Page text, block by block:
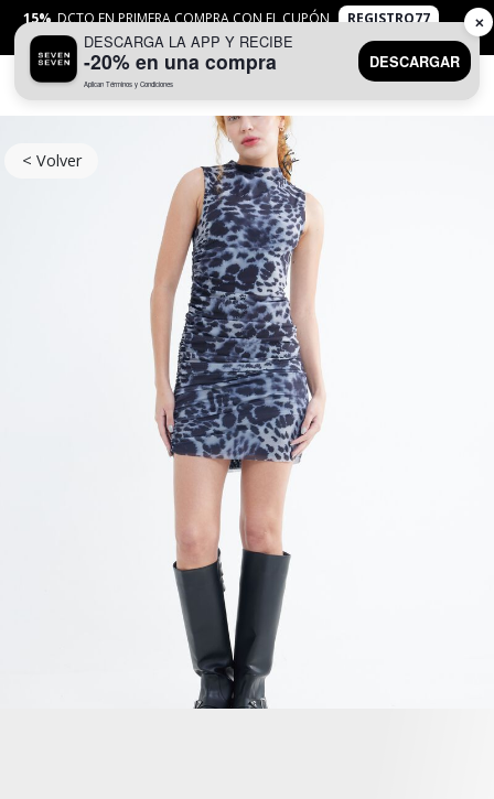
15% DCTO EN PRIMERA COMPRA CON EL CUPÓN
REGISTRO77
APLICANTYC
< Volver
DESCARGA LA APP Y RECIBE
-20% en una compra
Aplican Términos y Condiciones
DESCARGAR
✕